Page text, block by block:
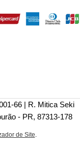
66 | R. Mitica Seki
- PR, 87313-178
de Site